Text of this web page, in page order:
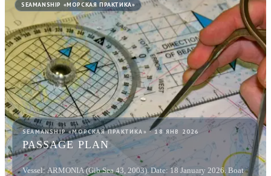
SEAMANSHIP «МОРСКАЯ ПРАКТИКА»
SEAMANSHIP «МОРСКАЯ ПРАКТИКА» · 18 ЯНВ 2026
PASSAGE PLAN
Vessel: ARMONIA (Gib Sea 43, 2003). Date: 18 January 2026. Boat